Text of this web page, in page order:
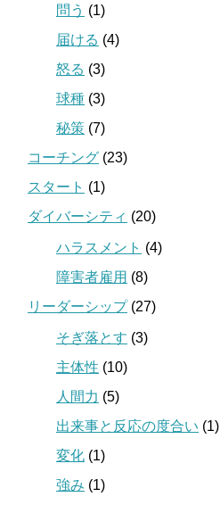
問う (1)
届ける (4)
怒る (3)
球種 (3)
秘策 (7)
コーチング (23)
スタート (1)
ダイバーシティ (20)
ハラスメント (4)
障害者雇用 (8)
リーダーシップ(27)
そぎ落とす (3)
主体性 (10)
人間力 (5)
出来事と反応の度合い (1)
変化 (1)
強み (1)